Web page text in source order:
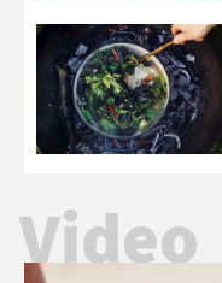
Video